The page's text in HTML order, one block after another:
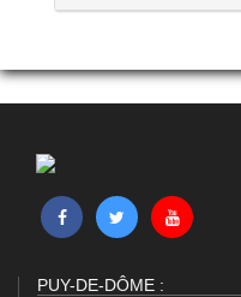
PUY-DE-DÔME :